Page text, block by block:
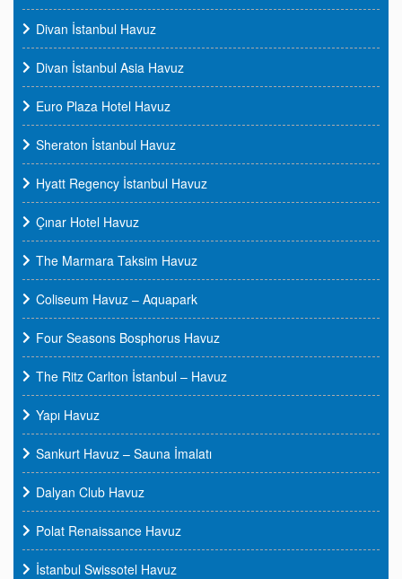
Divan İstanbul Havuz
Divan İstanbul Asia Havuz
Euro Plaza Hotel Havuz
Sheraton İstanbul Havuz
Hyatt Regency İstanbul Havuz
Çınar Hotel Havuz
The Marmara Taksim Havuz
Coliseum Havuz – Aquapark
Four Seasons Bosphorus Havuz
The Ritz Carlton İstanbul – Havuz
Yapı Havuz
Sankurt Havuz – Sauna İmalatı
Dalyan Club Havuz
Polat Renaissance Havuz
İstanbul Swissotel Havuz